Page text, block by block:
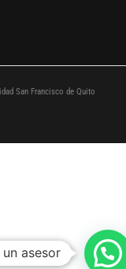
San Francisco de Quito
asesor